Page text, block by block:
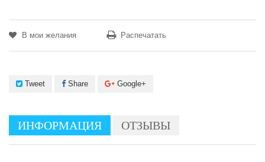
В мои желания Распечатать
Tweet Share Google+
ИНФОРМАЦИЯ ОТЗЫВЫ